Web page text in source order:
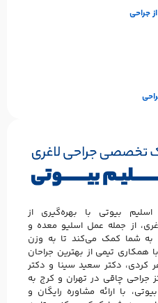
بیوتی با بهره‌گیری از
از جمله عمل اسلیو معده و
به شما کمک می‌کند تا به وزن
همکاری تیمی از بهترین جراحان
کردی، دکتر سعید سینا و دکتر
جراحی چاقی در تهران و کرج به
با ارائه مشاوره رایگان و